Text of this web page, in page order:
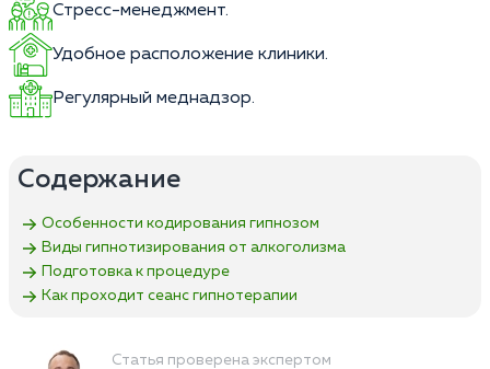
Стресс-менеджмент.
Удобное расположение клиники.
Регулярный меднадзор.
Содержание
Особенности кодирования гипнозом
Виды гипнотизирования от алкоголизма
Подготовка к процедуре
Как проходит сеанс гипнотерапии
Статья проверена экспертом